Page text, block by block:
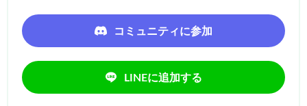
コミュニティに参加
LINEに追加する